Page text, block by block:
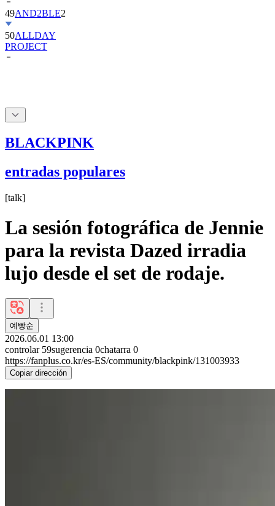
49AND2BLE2
50ALLDAY
PROJECT
BLACKPINK
entradas populares
[talk]
La sesión fotográfica de Jennie
para la revista Dazed irradia
lujo desde el set de rodaje.
예빵순
2026.06.01 13:00
controlar 59sugerencia 0chatarra 0
https://fanplus.co.kr/es-ES/community/blackpink/131003933
Copiar dirección